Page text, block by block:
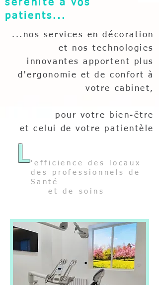
sérénité a vos
patients...
...nos services en décoration
et nos technologies
innovantes apportent plus
d'ergonomie et de confort à
votre cabinet,
pour votre bien-être
et celui de votre patientèle
L'efficience des locaux
des professionnels de
Santé
et de soins